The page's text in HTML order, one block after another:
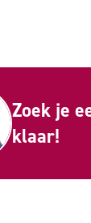
Zoek je
klaar!